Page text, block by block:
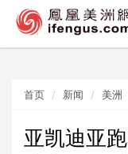
首页 新闻 美洲
亚凯迪亚